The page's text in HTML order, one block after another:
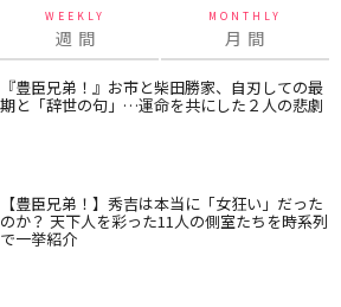
WEEKLY
週 間
MONTHLY
月 間
『豊臣兄弟！』お市と柴田勝家、自刃しての最
期と「辞世の句」…運命を共にした２人の悲劇
【豊臣兄弟！】秀吉は本当に「女狂い」だった
のか？ 天下人を彩った11人の側室たちを時系列
で一挙紹介